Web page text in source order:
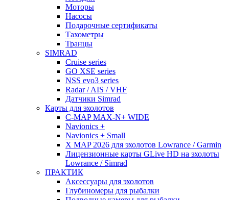
Моторы
Насосы
Подарочные сертификаты
Тахометры
Транцы
SIMRAD
Cruise series
GO XSE series
NSS evo3 series
Radar / AIS / VHF
Датчики Simrad
Карты для эхолотов
C-MAP MAX-N+ WIDE
Navionics +
Navionics + Small
X MAP 2026 для эхолотов Lowrance / Garmin
Лицензионные карты GLive HD на эхолоты
Lowrance / Simrad
ПРАКТИК
Аксессуары для эхолотов
Глубиномеры для рыбалки